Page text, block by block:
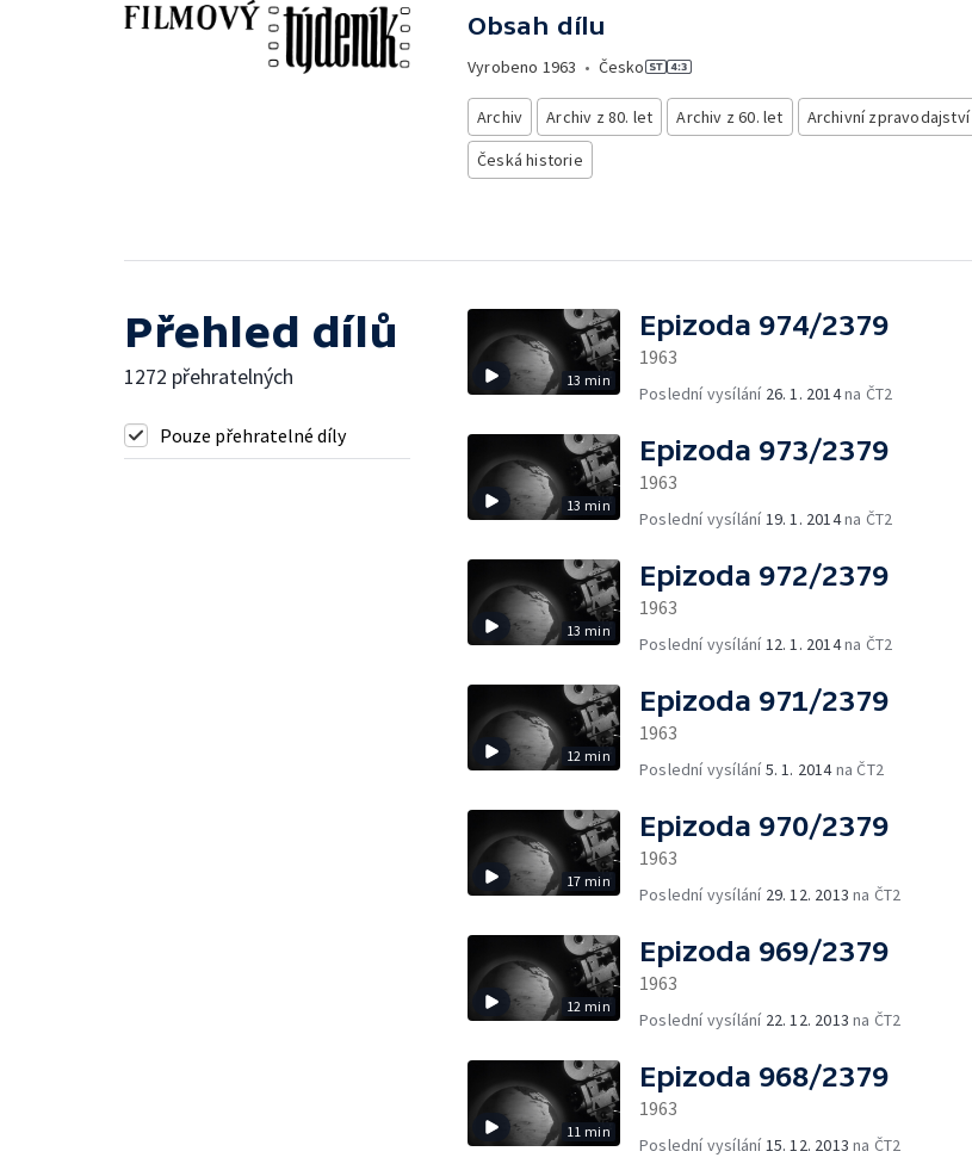
Obsah dílu
Vyrobeno 1963 • Česko
Archiv Archiv z 80. let Archiv z 60. let Archivní zpravodajství
Česká historie
Přehled dílů
1272 přehratelných
Pouze přehratelné díly
13 min
Epizoda 974/2379
1963
Poslední vysílání 26. 1. 2014na ČT2
13 min
Epizoda 973/2379
1963
Poslední vysílání 19. 1. 2014na ČT2
13 min
Epizoda 972/2379
1963
Poslední vysílání 12. 1. 2014na ČT2
12 min
Epizoda 971/2379
1963
Poslední vysílání5. 1. 2014na ČT2
17 min
Epizoda 970/2379
1963
Poslední vysílání 29. 12. 2013 na ČT2
12 min
Epizoda 969/2379
1963
Poslední vysílání 22. 12. 2013 na ČT2
11 min
Epizoda 968/2379
1963
Poslední vysílání 15. 12. 2013 na ČT2